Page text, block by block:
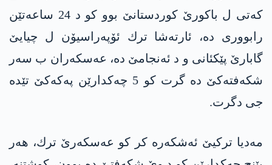
كه‌تی ل باكورێ كوردستانێ بوو كو د 24 ساعه‌تێن
رابووری ده‌، ئارته‌شا ترك ئۆپه‌راسیۆن ل چیایێ
گابارێ پێكئانی و د ئه‌نجامێ ده‌، عه‌سكه‌ران ب سه‌ر
شكه‌فته‌كێ ده‌ گرت كو 5 چه‌كدارێن په‌كه‌كێ تێده‌
جی دگرت.
مه‌دیا تركیێ ئه‌شكه‌ره‌ كر كو عه‌سكه‌رێ ترك، هه‌ر